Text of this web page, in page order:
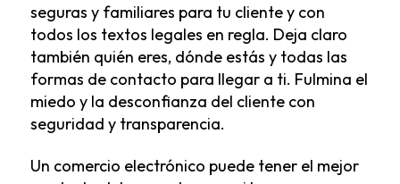
seguras y familiares para tu cliente y con
todos los textos legales en regla. Deja claro
también quién eres, dónde estás y todas las
formas de contacto para llegar a ti. Fulmina el
miedo y la desconfianza del cliente con
seguridad y transparencia.
Un comercio electrónico puede tener el mejor